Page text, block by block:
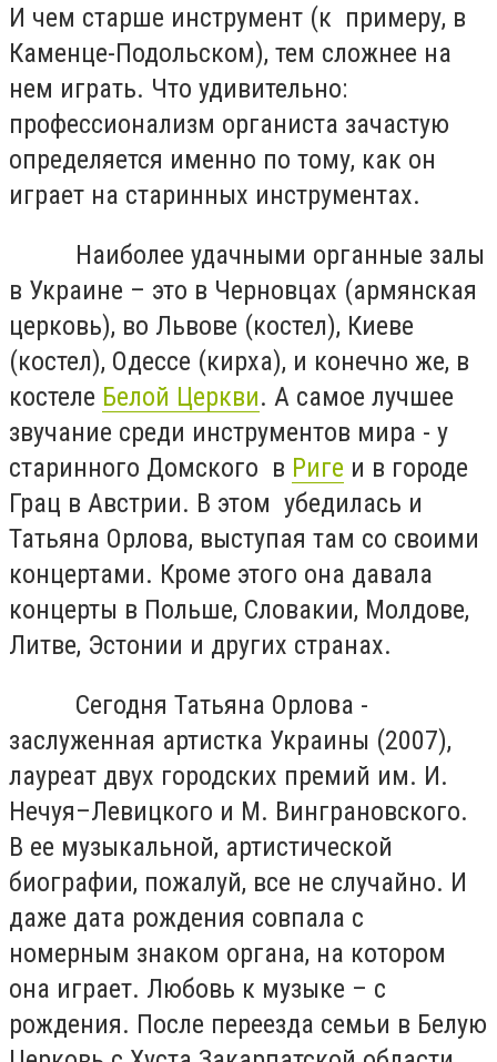
И чем старше инструмент (к примеру, в
Каменце-Подольском), тем сложнее на
нем играть. Что удивительно:
профессионализм органиста зачастую
определяется именно по тому, как он
играет на старинных инструментах.
Наиболее удачными органные залы
в Украине – это в Черновцах (армянская
церковь), во Львове (костел), Киеве
(костел), Одессе (кирха), и конечно же, в
костеле Белой Церкви. А самое лучшее
звучание среди инструментов мира - у
старинного Домского в Риге и в городе
Грац в Австрии. В этом убедилась и
Татьяна Орлова, выступая там со своими
концертами. Кроме этого она давала
концерты в Польше, Словакии, Молдове,
Литве, Эстонии и других странах.
Сегодня Татьяна Орлова -
заслуженная артистка Украины (2007),
лауреат двух городских премий им. И.
Нечуя–Левицкого и М. Винграновского.
В ее музыкальной, артистической
биографии, пожалуй, все не случайно. И
даже дата рождения совпала с
номерным знаком органа, на котором
она играет. Любовь к музыке – с
рождения. После переезда семьи в Белую